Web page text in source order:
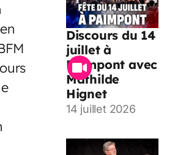
Discours du 14
juillet à
Paimpont avec
Mathilde
Hignet
14 juillet 2026